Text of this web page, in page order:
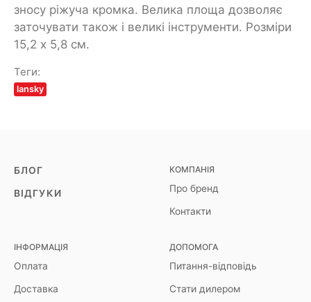
зносу ріжуча кромка. Велика площа дозволяє
заточувати також і великі інструменти. Розміри
15,2 х 5,8 см.
Теги:
lansky
БЛОГ
ВІДГУКИ
КОМПАНІЯ
Про бренд
Контакти
ІНФОРМАЦІЯ
Оплата
Доставка
ДОПОМОГА
Питання-відповідь
Стати дилером